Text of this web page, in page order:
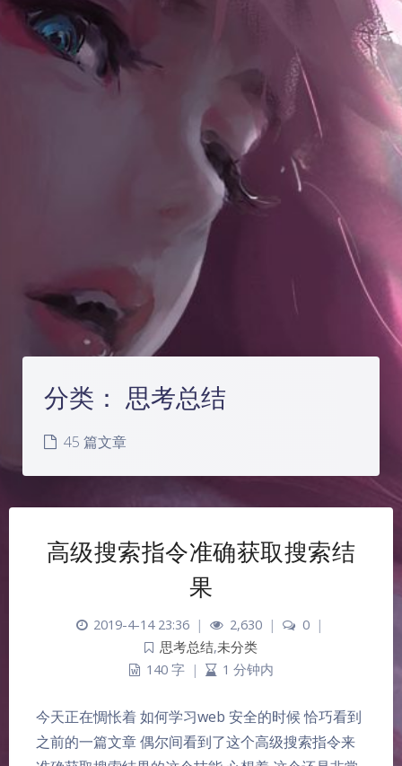
分类： 思考总结
45 篇文章
高级搜索指令准确获取搜索结
果
2019-4-14 23:36 | 2,630 | 0
|
思考总结,未分类
140 字
| 1 分钟内
今天正在惆怅着 如何学习web 安全的时候 恰巧看到
之前的一篇文章 偶尔间看到了这个高级搜索指令来